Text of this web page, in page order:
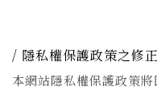
隱私權保護政策之修正
本網站隱私權保護政策